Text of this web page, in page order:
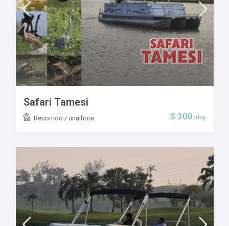
$ 300/day
Safari Tamesi
Recorrido / una hora